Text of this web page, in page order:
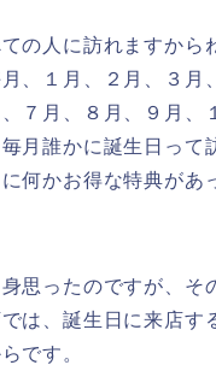
の人に訪れますから
、１月、２月、３月
７月、８月、９月、
月誰かに誕生日って
何かお得な特典があ
思ったのですが、そ
は、誕生日に来店す
です。